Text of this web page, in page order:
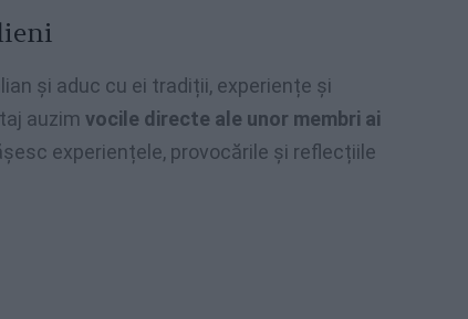
și aduc cu ei tradiții, experiențe și
auzim vocile directe ale unor membri ai
experiențele, provocările și reflecțiile